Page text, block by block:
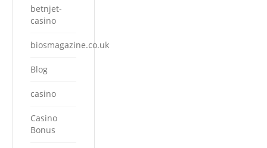
betnjet-
casino
biosmagazine.co.uk
Blog
casino
Casino
Bonus